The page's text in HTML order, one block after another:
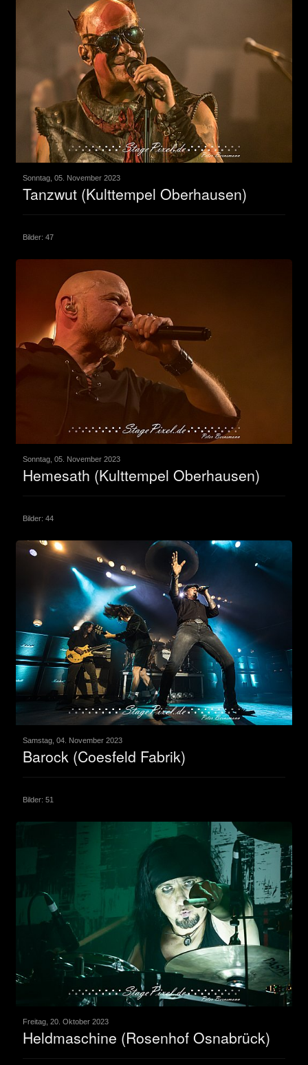
Sonntag, 05. November 2023
Tanzwut (Kulttempel Oberhausen)
Bilder: 47
Sonntag, 05. November 2023
Hemesath (Kulttempel Oberhausen)
Bilder: 44
Samstag, 04. November 2023
Barock (Coesfeld Fabrik)
Bilder: 51
Freitag, 20. Oktober 2023
Heldmaschine (Rosenhof Osnabrück)